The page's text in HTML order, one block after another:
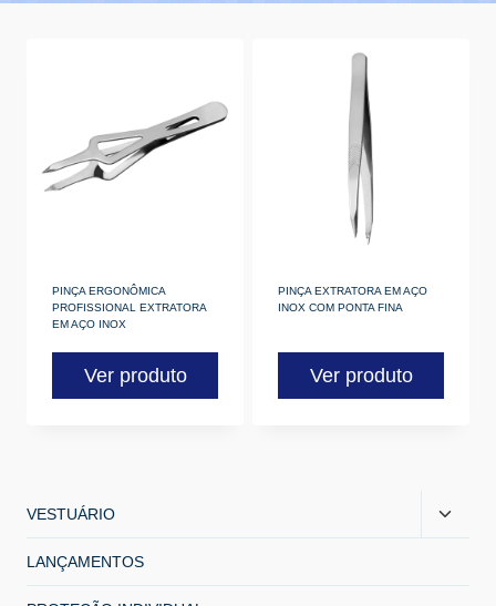
PINÇA ERGONÔMICA
PROFISSIONAL EXTRATORA
EM AÇO INOX
Ver produto
PINÇA EXTRATORA EM AÇO
INOX COM PONTA FINA
Ver produto
VESTUÁRIO
LANÇAMENTOS